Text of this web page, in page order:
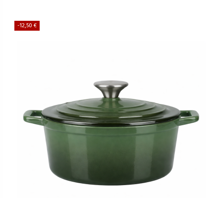
-12,50 €